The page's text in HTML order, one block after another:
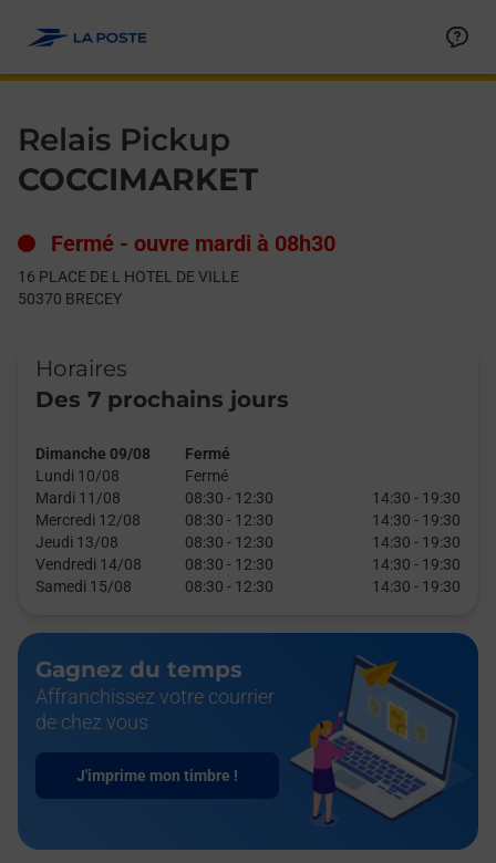
Relais Pickup
COCCIMARKET
Fermé - ouvre mardi à 08h30
16 PLACE DE L HOTEL DE VILLE
50370 BRECEY
Horaires
Des 7 prochains jours
Dimanche 09/08
Fermé
Lundi 10/08
Fermé
Mardi 11/08
08:30 - 12:30 14:30 - 19:30
Mercredi 12/08
08:30 - 12:30 14:30 - 19:30
Jeudi 13/08
08:30 - 12:30 14:30 - 19:30
Vendredi 14/08
08:30 - 12:30 14:30 - 19:30
Samedi 15/08
08:30 - 12:30 14:30 - 19:30
Gagnez du temps
Affranchissez votre courrier
de chez vous
J'imprime mon timbre !